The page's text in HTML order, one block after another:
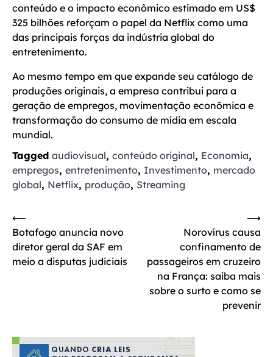
conteúdo e o impacto econômico estimado em US$
325 bilhões reforçam o papel da Netflix como uma
das principais forças da indústria global do
entretenimento.
Ao mesmo tempo em que expande seu catálogo de
produções originais, a empresa contribui para a
geração de empregos, movimentação econômica e
transformação do consumo de mídia em escala
mundial.
Tagged audiovisual, conteúdo original, Economia,
empregos, entretenimento, Investimento, mercado
global, Netflix, produção, Streaming
Navegação
de
Post
⟵
Botafogo anuncia novo
diretor geral da SAF em
meio a disputas judiciais
Norovírus causa
confinamento de
passageiros em cruzeiro
na França: saiba mais
sobre o surto e como se
prevenir
⟶